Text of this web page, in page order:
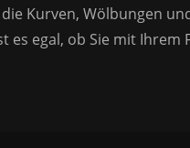
Kurven, Wölbungen
egal, ob Sie mit Ihrem